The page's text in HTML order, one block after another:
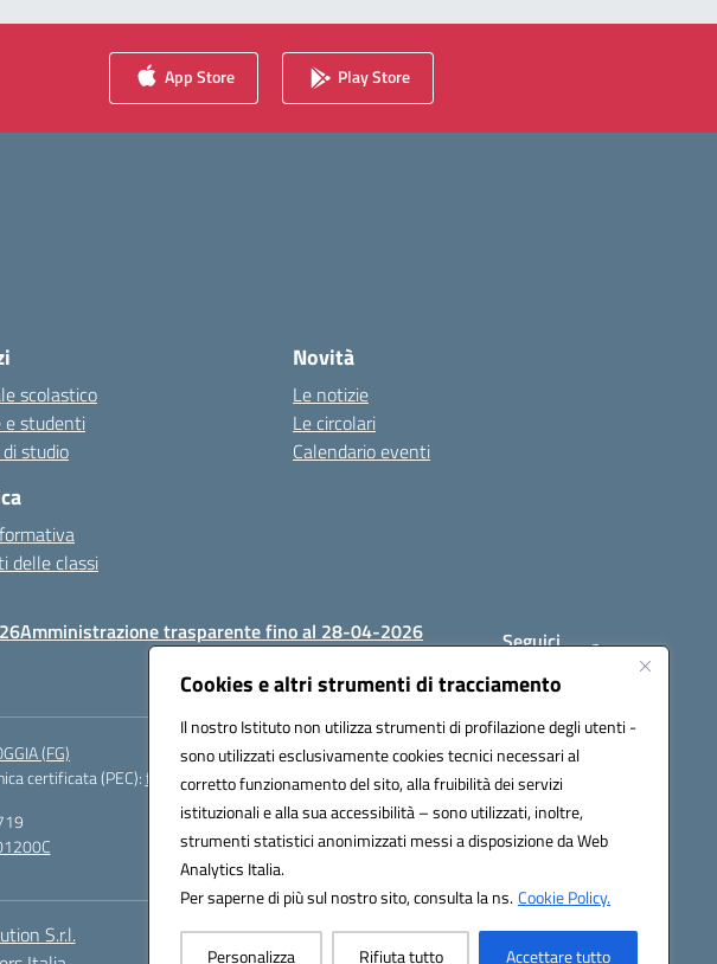
Cookies e altri strumenti di tracciamento
Il nostro Istituto non utilizza strumenti di profilazione degli utenti -
sono utilizzati esclusivamente cookies tecnici necessari al
corretto funzionamento del sito, alla fruibilità dei servizi
istituzionali e alla sua accessibilità – sono utilizzati, inoltre,
strumenti statistici anonimizzati messi a disposizione da Web
Analytics Italia.
Per saperne di più sul nostro sito, consulta la ns.Cookie Policy.
Personalizza Rifiuta tutto Accettare tutto
App Store Play Store
scolastico
e studenti
studio
delle classi
Novità
Le notizie
Le circolari
Calendario eventi
Amministrazione trasparente fino al 28-04-2026
Seguici
(FG)
certificata (PEC):fgee01200c@pec.istruzione.it
S.r.l.